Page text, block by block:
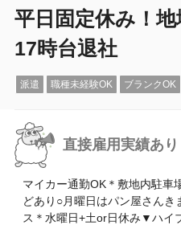
平日固定休み！
17時台退社
派遣 職種未経験OK ブランクOK
直接雇用実績あ
マイカー通勤OK＊敷地内駐車
どあり○月曜日はパン屋さん
ス＊水曜日+土or日休み▼ハイ